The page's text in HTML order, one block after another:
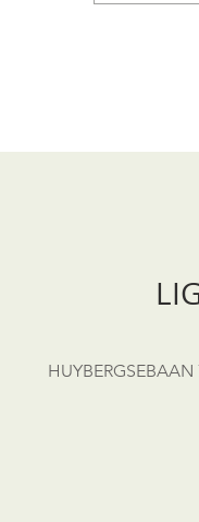
HUYBERGSEBAAN